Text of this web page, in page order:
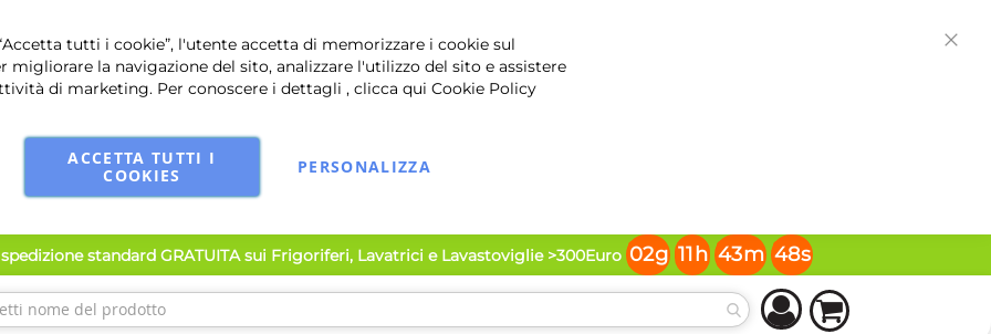
tutti i cookie”, l'utente accetta di memorizzare i cookie sul
migliorare la navigazione del sito, analizzare l'utilizzo del sito e assistere
di marketing. Per conoscere i dettagli , clicca qui Cookie Policy
ACCETTA TUTTI I
COOKIES
PERSONALIZZA
standard GRATUITA sui Frigoriferi, Lavatrici e Lavastoviglie >300Euro 02g 11 h 43m 47s